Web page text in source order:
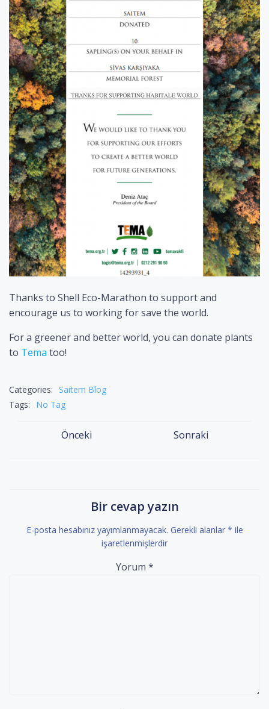
Thanks to Shell Eco-Marathon to support and
encourage us to working for save the world.
For a greener and better world, you can donate plants
to Tema too!
Categories:
Saitem Blog
Tags:
No Tag
Yazı
ÖncekiYazı
Sonraki
Bir cevap yazın
E-posta hesabınız yayımlanmayacak. Gerekli alanlar * ile
işaretlenmişlerdir
Yorum *